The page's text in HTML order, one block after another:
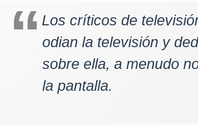
Los críticos de
odian la televisión y
sobre ella, a menudo
la pantalla.